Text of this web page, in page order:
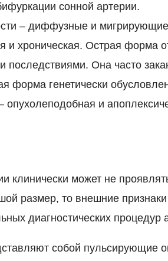
сонной артерии.
– диффузные и
и хроническая. Острая форма
последствиями. Она часто
форма генетически
и
клинически может не
размер, то внешние
диагностических процедур
собой пульсирующие